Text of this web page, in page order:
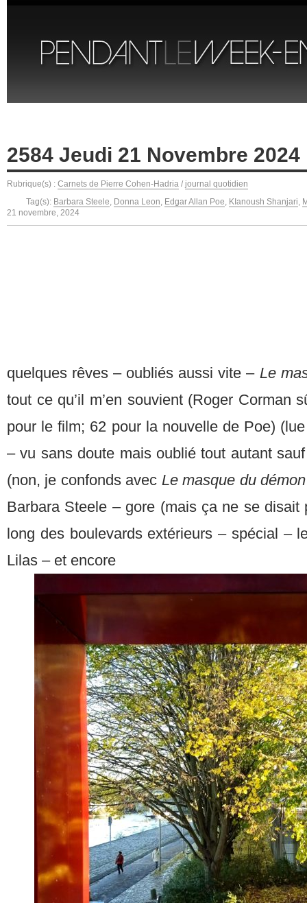
2584 Jeudi 21 Novembre 2024
Rubrique(s) : Carnets de Pierre Cohen-Hadria / journal quotidien
Tag(s): Barbara Steele, Donna Leon, Edgar Allan Poe, KIanoush Shanjari,
21 novembre, 2024
quelques rêves – oubliés aussi vite – Le
tout ce qu’il m’en souvient (Roger Corman
pour le film; 62 pour la nouvelle de Poe)
– vu sans doute mais oublié tout autant
(non, je confonds avec Le masque du
Barbara Steele – gore (mais ça ne se disait
long des boulevards extérieurs – spécial –
Lilas – et encore